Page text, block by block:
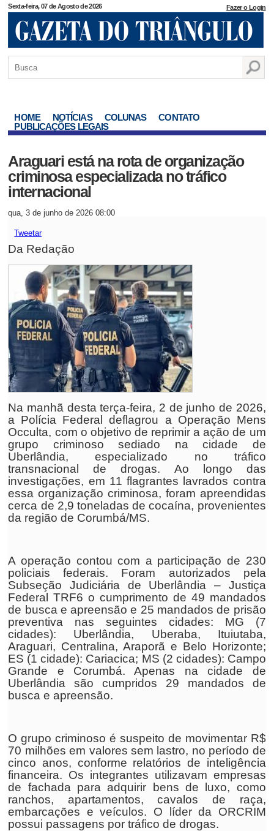
Sexta-feira, 07 de Agosto de 2026 Fazer o Login
HOME NOTÍCIAS COLUNAS
CONTATO
PUBLICAÇÕES LEGAIS
Araguari está na rota de organização
criminosa especializada no tráfico
internacional
qua, 3 de junho de 2026 08:00
Tweetar
Da Redação
Na manhã desta terça-feira, 2 de junho de 2026,
a Polícia Federal deflagrou a Operação Mens
Occulta, com o objetivo de reprimir a ação de um
grupo criminoso sediado na cidade de
Uberlândia, especializado no tráfico
transnacional de drogas. Ao longo das
investigações, em 11 flagrantes lavrados contra
essa organização criminosa, foram apreendidas
cerca de 2,9 toneladas de cocaína, provenientes
da região de Corumbá/MS.
A operação contou com a participação de 230
policiais federais. Foram autorizados pela
Subseção Judiciária de Uberlândia – Justiça
Federal TRF6 o cumprimento de 49 mandados
de busca e apreensão e 25 mandados de prisão
preventiva nas seguintes cidades: MG (7
cidades): Uberlândia, Uberaba, Ituiutaba,
Araguari, Centralina, Araporã e Belo Horizonte;
ES (1 cidade): Cariacica; MS (2 cidades): Campo
Grande e Corumbá. Apenas na cidade de
Uberlândia são cumpridos 29 mandados de
busca e apreensão.
O grupo criminoso é suspeito de movimentar R$
70 milhões em valores sem lastro, no período de
cinco anos, conforme relatórios de inteligência
financeira. Os integrantes utilizavam empresas
de fachada para adquirir bens de luxo, como
ranchos, apartamentos, cavalos de raça,
embarcações e veículos. O líder da ORCRIM
possui passagens por tráfico de drogas.